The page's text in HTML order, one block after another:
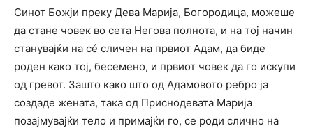
Синот Божји преку Дева Марија, Богородица, можеше
да стане човек во сета Негова полнота, и на тој начин
станувајќи на сé сличен на првиот Адам, да биде
роден како тој, бесемено, и првиот човек да го искупи
од гревот. Зашто како што од Адамовото ребро ја
создаде жената, така од Приснодевата Марија
позајмувајќи тело и примајќи го, се роди слично на